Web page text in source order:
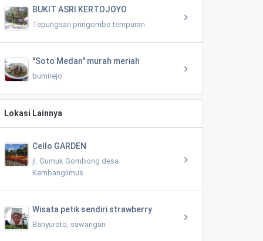
BUKIT ASRI KERTOJOYO
Tepungsari pringombo tempuran
"Soto Medan" murah meriah
bumirejo
Lokasi Lainnya
Cello GARDEN
jl. Gumuk Gombong desa
Kembanglimus
Wisata petik sendiri strawberry
Banyuroto, sawangan